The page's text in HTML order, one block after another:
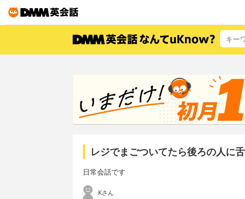
レジでまごついてたら後ろの人に
日常会話です
Kさん